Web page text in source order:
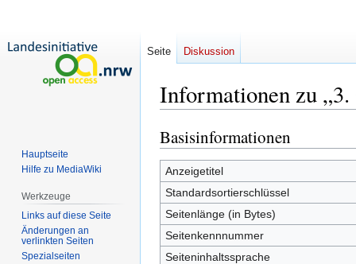
Informationen zu „3.
Zur
Navigation
springen
Zur
Suche
springen
Basisinformationen
Anzeigetitel
Standardsortierschlüssel
Seitenlänge (in Bytes)
Seitenkennnummer
Seiteninhaltssprache
Seite Diskussion
Hauptseite
Hilfe zu MediaWiki
Werkzeuge
Links auf diese Seite
Änderungen an
verlinkten Seiten
Spezialseiten